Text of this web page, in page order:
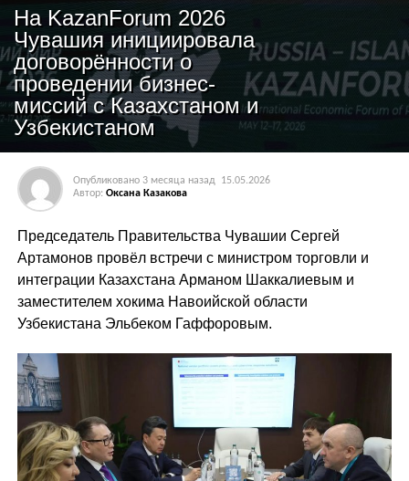
На KazanForum 2026
Чувашия инициировала
договорённости о
проведении бизнес-
миссий с Казахстаном и
Узбекистаном
Опубликовано 3 месяца назад
15.05.2026
Автор: Оксана Казакова
Председатель Правительства Чувашии Сергей
Артамонов провёл встречи с министром торговли и
интеграции Казахстана Арманом Шаккалиевым и
заместителем хокима Навоийской области
Узбекистана Эльбеком Гаффоровым.